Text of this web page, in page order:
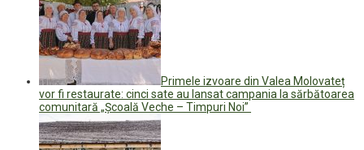
Primele izvoare din Valea Molovateț
vor fi restaurate: cinci sate au lansat campania la sărbătoarea
comunitară „Școală Veche – Timpuri Noi”